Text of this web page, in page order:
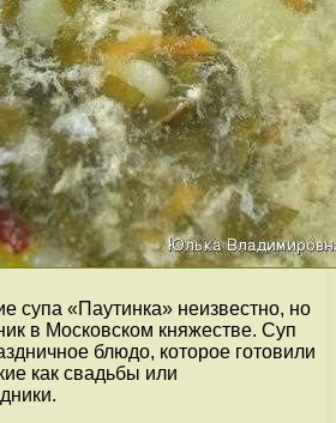
супа «Паутинка» неизвестно, но
в Московском княжестве. Суп
блюдо, которое готовили
как свадьбы или